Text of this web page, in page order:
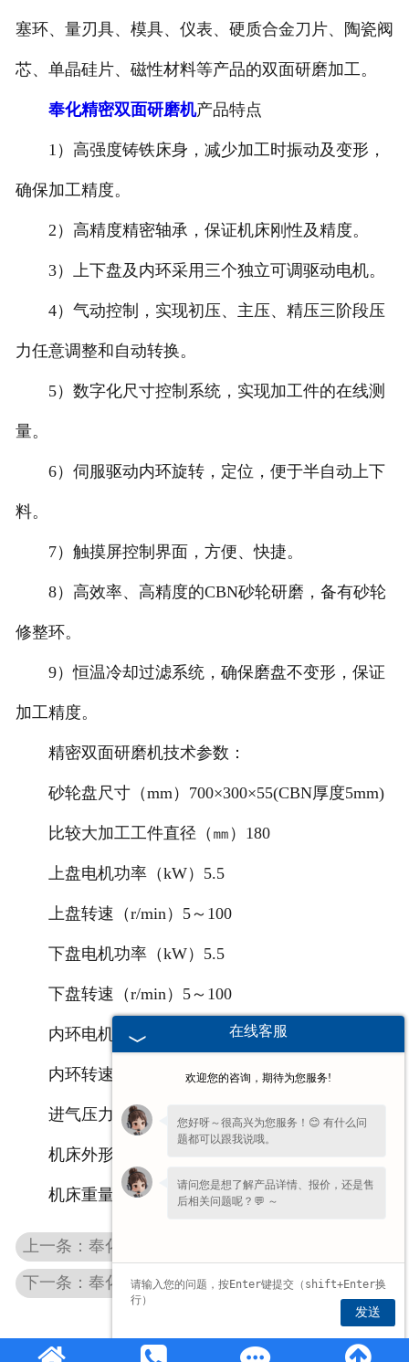
塞环、量刃具、模具、仪表、硬质合金刀片、陶瓷阀
芯、单晶硅片、磁性材料等产品的双面研磨加工。
奉化精密双面研磨机产品特点
1）高强度铸铁床身，减少加工时振动及变形，
确保加工精度。
2）高精度精密轴承，保证机床刚性及精度。
3）上下盘及内环采用三个独立可调驱动电机。
4）气动控制，实现初压、主压、精压三阶段压
力任意调整和自动转换。
5）数字化尺寸控制系统，实现加工件的在线测
量。
6）伺服驱动内环旋转，定位，便于半自动上下
料。
7）触摸屏控制界面，方便、快捷。
8）高效率、高精度的CBN砂轮研磨，备有砂轮
修整环。
9）恒温冷却过滤系统，确保磨盘不变形，保证
加工精度。
精密双面研磨机技术参数：
砂轮盘尺寸（mm）700×300×55(CBN厚度5mm)
比较大加工工件直径（㎜）180
上盘电机功率（kW）5.5
上盘转速（r/min）5～100
下盘电机功率（kW）5.5
下盘转速（r/min）5～100
内环电机功率（kW）2
内环转速（r/min）5～75
进气压力（MPa）0.6
机床外形尺寸L×B×H（mm）1750×1430×2500
机床重量（kg）2800
上一条：奉化圆盘式研磨机
下一条：奉化全自动研磨机
在线客服
欢迎您的咨询，期待为您服务!
您好呀～很高兴为您服务！😊 有什么问
题都可以跟我说哦。
请问您是想了解产品详情、报价，还是售
后相关问题呢？💬 ～
发送